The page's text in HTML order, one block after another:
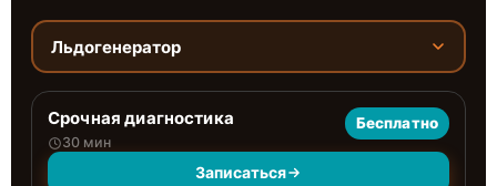
Льдогенератор
Срочная диагностика
30 мин
Бесплатно
Записаться